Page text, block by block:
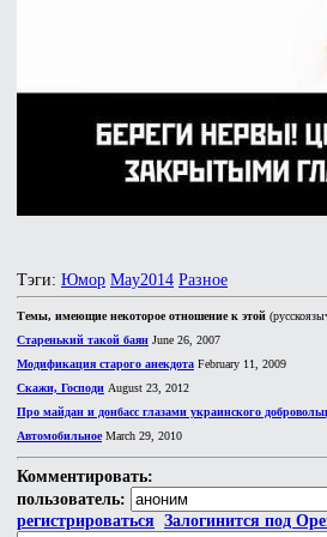
Тэги: Юмор May2014 Разное
Темы, имеющие некоторое отношение к этой
Старенький такой баян June 26, 2007
Модификация старого анекдота February 11, 2009
Скажи, Господи August 23, 2012
Про майдан и донбасс глазами украинского
АвтомобильноеMarch 29, 2010
Комментировать:
пользователь:
регистрироваться Залогинится под